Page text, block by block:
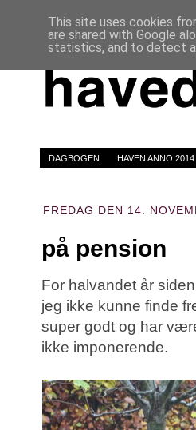
DAGBOGEN HAVEN ANNO 2014
FREDAG DEN 14.
på pension
For halvandet år
jeg ikke kunne finde
super godt og har
ikke imponerende.
This site uses cookies
are shared with Google
statistics, and to detect